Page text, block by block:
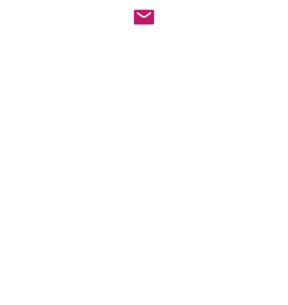
élastiques jusqu'à 23mm de
large côté fourche.